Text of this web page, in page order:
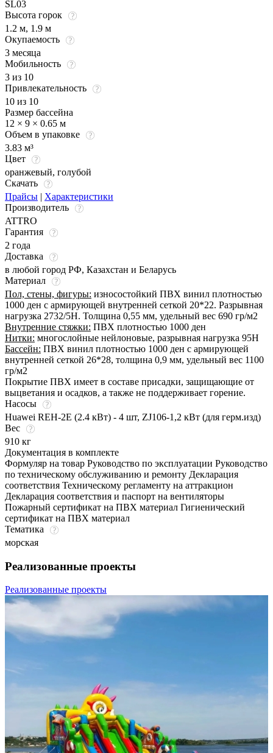
SL03
Высота горок
1.2 м, 1.9 м
Окупаемость
3 месяца
Мобильность
3 из 10
Привлекательность
10 из 10
Размер бассейна
12 × 9 × 0.65 м
Объем в упаковке
3.83 м³
Цвет
оранжевый, голубой
Скачать
Прайсы | Характеристики
Производитель
ATTRO
Гарантия
2 года
Доставка
в любой город РФ, Казахстан и Беларусь
Материал
Пол, стены, фигуры: износостойкий ПВХ винил плотностью
1000 ден с армирующей внутренней сеткой 20*22. Разрывная
нагрузка 2732/5Н. Толщина 0,55 мм, удельный вес 690 гр/м2
Внутренние стяжки: ПВХ плотностью 1000 ден
Нитки: многослойные нейлоновые, разрывная нагрузка 95Н
Бассейн: ПВХ винил плотностью 1000 ден с армирующей
внутренней сеткой 26*28, толщина 0,9 мм, удельный вес 1100
гр/м2
Покрытие ПВХ имеет в составе присадки, защищающие от
выцветания и осадков, а также не поддерживает горение.
Насосы
Huawei REH-2E (2.4 кВт) - 4 шт, ZJ106-1,2 кВт (для герм.изд)
Вес
910 кг
Документация в комплекте
Формуляр на товар Руководство по эксплуатации Руководство
по техническому обслуживанию и ремонту Декларация
соответствия Техническому регламенту на аттракцион
Декларация соответствия и паспорт на вентиляторы
Пожарный сертификат на ПВХ материал Гигиенический
сертификат на ПВХ материал
Тематика
морская
Реализованные проекты
Реализованные проекты